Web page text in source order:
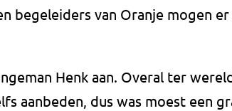
begeleiders van Oranje mogen
Henk aan. Overal ter
aanbeden, dus was moest een